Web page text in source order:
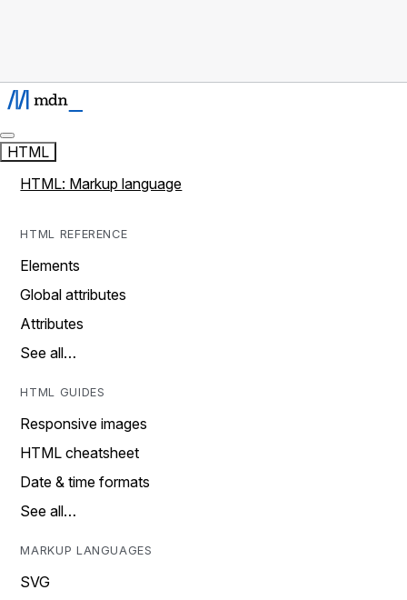
HTML
HTML: Markup language
HTML REFERENCE
Elements
Global attributes
Attributes
See all…
HTML GUIDES
Responsive images
HTML cheatsheet
Date & time formats
See all…
MARKUP LANGUAGES
SVG